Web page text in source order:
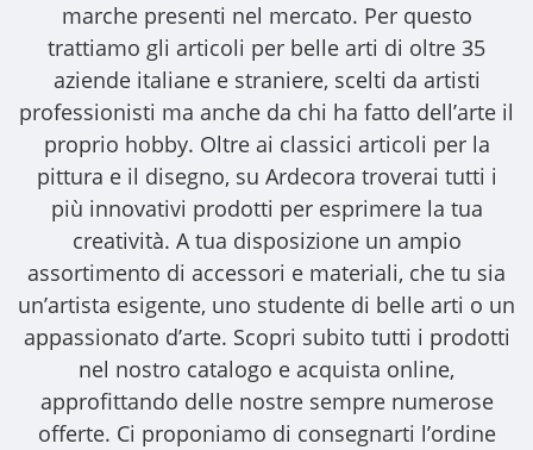
marche presenti nel mercato. Per questo
trattiamo gli articoli per belle arti di oltre 35
aziende italiane e straniere, scelti da artisti
professionisti ma anche da chi ha fatto dell’arte il
proprio hobby. Oltre ai classici articoli per la
pittura e il disegno, su Ardecora troverai tutti i
più innovativi prodotti per esprimere la tua
creatività. A tua disposizione un ampio
assortimento di accessori e materiali, che tu sia
un’artista esigente, uno studente di belle arti o un
appassionato d’arte. Scopri subito tutti i prodotti
nel nostro catalogo e acquista online,
approfittando delle nostre sempre numerose
offerte. Ci proponiamo di consegnarti l’ordine